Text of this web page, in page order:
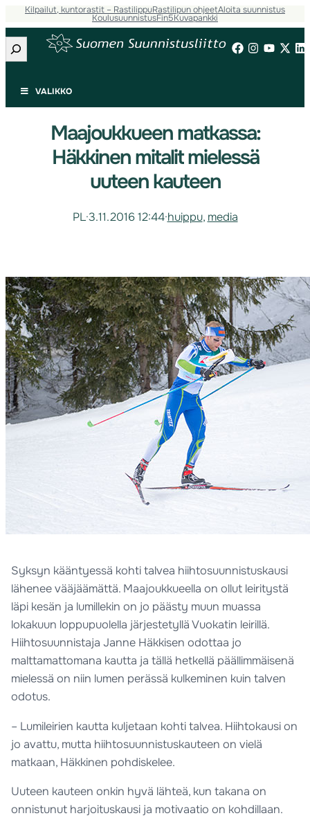
Kilpailut, kuntorastit – RastilippuRastilipun ohjeetAloita suunnistus
KoulusuunnistusFin5Kuvapankki
Etsi
VALIKKO
Maajoukkueen matkassa:
Häkkinen mitalit mielessä
uuteen kauteen
PL·3.11.2016 12:44·huippu, media
Syksyn kääntyessä kohti talvea hiihtosuunnistuskausi
lähenee vääjäämättä. Maajoukkueella on ollut leiritystä
läpi kesän ja lumillekin on jo päästy muun muassa
lokakuun loppupuolella järjestetyllä Vuokatin leirillä.
Hiihtosuunnistaja Janne Häkkisen odottaa jo
malttamattomana kautta ja tällä hetkellä päällimmäisenä
mielessä on niin lumen perässä kulkeminen kuin talven
odotus.
– Lumileirien kautta kuljetaan kohti talvea. Hiihtokausi on
jo avattu, mutta hiihtosuunnistuskauteen on vielä
matkaan, Häkkinen pohdiskelee.
Uuteen kauteen onkin hyvä lähteä, kun takana on
onnistunut harjoituskausi ja motivaatio on kohdillaan.